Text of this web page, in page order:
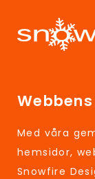
Med våra
hemsidor,
Snowfire